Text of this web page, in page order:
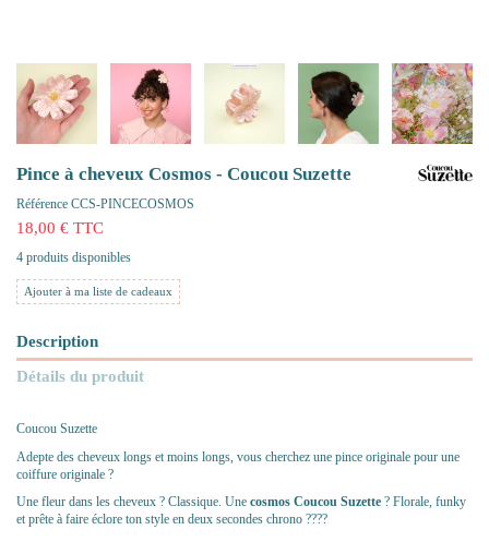
Pince à cheveux Cosmos - Coucou Suzette
Référence CCS-PINCECOSMOS
18,00 € TTC
4 produits disponibles
Ajouter à ma liste de cadeaux
Description
Détails du produit
Coucou Suzette
Adepte des cheveux longs et moins longs, vous cherchez une pince originale pour une
coiffure originale ?
Une fleur dans les cheveux ? Classique. Une cosmos Coucou Suzette ? Florale, funky
et prête à faire éclore ton style en deux secondes chrono ????